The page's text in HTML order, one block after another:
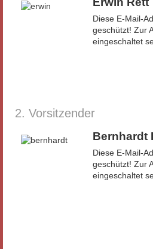
Diese E-Mail-
geschützt! Zur
eingeschaltet
2. Vorsitzender
Bernhardt
Diese E-Mail-
geschützt! Zur
eingeschaltet